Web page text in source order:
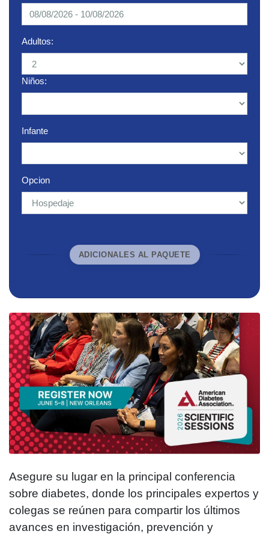
Adultos:
Niños:
Infante
Opcion
ADICIONALES AL PAQUETE
Asegure su lugar en la principal conferencia
sobre diabetes, donde los principales expertos y
colegas se reúnen para compartir los últimos
avances en investigación, prevención y